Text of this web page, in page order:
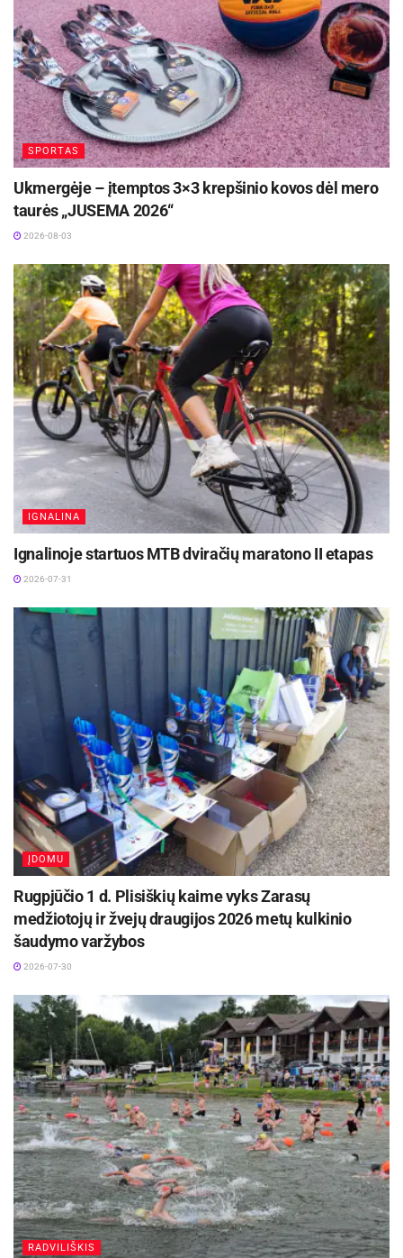
SPORTAS
Ukmergėje – įtemptos 3×3 krepšinio kovos dėl mero
taurės „JUSEMA 2026“
2026-08-03
IGNALINA
Ignalinoje startuos MTB dviračių maratono II etapas
2026-07-31
ĮDOMU
Rugpjūčio 1 d. Plisiškių kaime vyks Zarasų
medžiotojų ir žvejų draugijos 2026 metų kulkinio
šaudymo varžybos
2026-07-30
RADVILIŠKIS